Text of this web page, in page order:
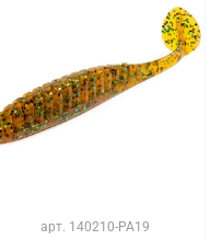
арт. 140210-PA19